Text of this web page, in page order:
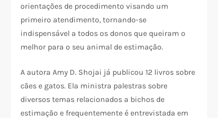
orientações de procedimento visando um
primeiro atendimento, tornando-se
indispensável a todos os donos que queiram o
melhor para o seu animal de estimação.
A autora Amy D. Shojai já publicou 12 livros sobre
cães e gatos. Ela ministra palestras sobre
diversos temas relacionados a bichos de
estimação e frequentemente é entrevistada em